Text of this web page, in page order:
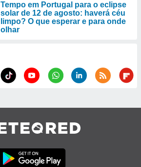
Tempo em Portugal para o eclipse
solar de 12 de agosto: haverá céu
limpo? O que esperar e para onde
olhar